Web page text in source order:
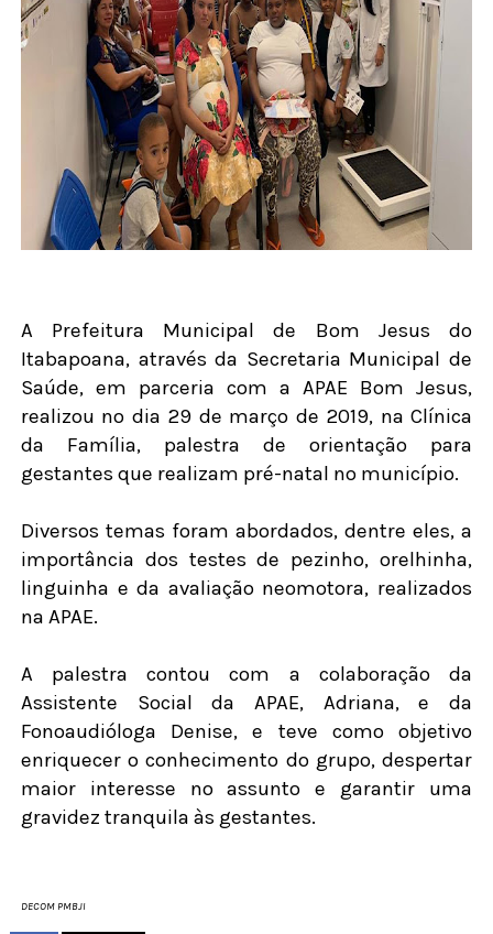
A Prefeitura Municipal de Bom Jesus do
Itabapoana, através da Secretaria Municipal de
Saúde, em parceria com a APAE Bom Jesus,
realizou no dia 29 de março de 2019, na Clínica
da Família, palestra de orientação para
gestantes que realizam pré-natal no município.
Diversos temas foram abordados, dentre eles, a
importância dos testes de pezinho, orelhinha,
linguinha e da avaliação neomotora, realizados
na APAE.
A palestra contou com a colaboração da
Assistente Social da APAE, Adriana, e da
Fonoaudióloga Denise, e teve como objetivo
enriquecer o conhecimento do grupo, despertar
maior interesse no assunto e garantir uma
gravidez tranquila às gestantes.
DECOM PMBJI